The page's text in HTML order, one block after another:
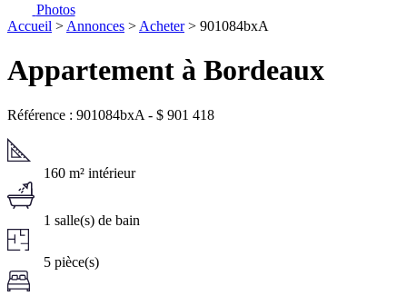
Photos
Accueil > Annonces > Acheter> 901084bxA
Appartement à Bordeaux
Référence : 901084bxA - $ 901 418
160 m² intérieur
1 salle(s) de bain
5 pièce(s)